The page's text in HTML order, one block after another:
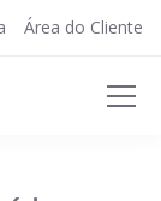
Área do Cliente